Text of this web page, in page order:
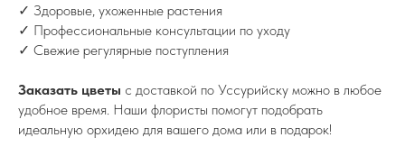
✓ Здоровые, ухоженные растения
✓ Профессиональные консультации по уходу
✓ Свежие регулярные поступления
Заказать цветы с доставкой по Уссурийску можно в любое
удобное время. Наши флористы помогут подобрать
идеальную орхидею для вашего дома или в подарок!